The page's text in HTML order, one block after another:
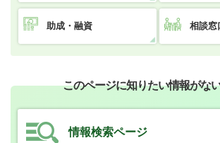
助成・融資 相談窓
このページに知りたい情報がな
情報検索ページ